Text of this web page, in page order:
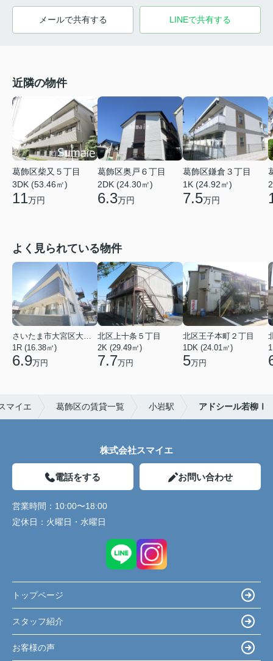
メールで共有する LINEで共有する
近隣の物件
葛飾区柴又５丁目
3DK (53.46㎡)
11万円
葛飾区奥戸６丁目
2DK (24.30㎡)
6.3万円
葛飾区鎌倉３丁目
1K (24.92㎡)
7.5万円
よく見られている物件
さいたま市大宮区大成町１丁目
1R (16.38㎡)
6.9万円
北区上十条５丁目
2K (29.49㎡)
7.7万円
北区王子本町２丁目
1DK (24.01㎡)
5万円
マイエ 葛飾区の賃貸一覧 小岩駅 アドシール若柳Ⅰ
株式会社スマイエ
電話をする お問い合わせ
営業時間： 10:00〜18:00
定休日： 火曜日・水曜日
トップページ
スタッフ紹介
お客様の声